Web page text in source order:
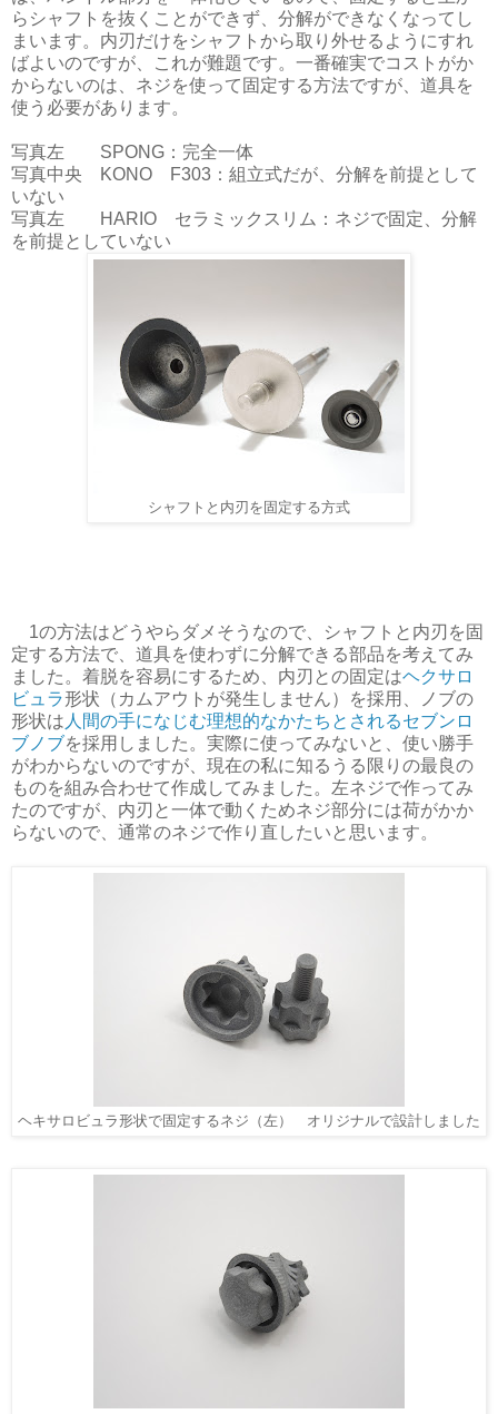
らシャフトを抜くことができず、分解ができなくなってし
まいます。内刃だけをシャフトから取り外せるようにすれ
ばよいのですが、これが難題です。一番確実でコストがか
からないのは、ネジを使って固定する方法ですが、道具を
使う必要があります。
写真左 SPONG：完全一体
写真中央 KONO F303：組立式だが、分解を前提として
いない
写真左 HARIO セラミックスリム：ネジで固定、分解
を前提としていない
シャフトと内刃を固定する方式
1の方法はどうやらダメそうなので、シャフトと内刃を固
定する方法で、道具を使わずに分解できる部品を考えてみ
ました。着脱を容易にするため、内刃との固定はヘクサロ
ビュラ形状（カムアウトが発生しません）を採用、ノブの
形状は 人間の手になじむ理想的なかたちとされるセブンロ
ブノブを採用しました。実際に使ってみないと、使い勝手
がわからないのですが、現在の私に知るうる限りの最良の
ものを組み合わせて作成してみました。左ネジで作ってみ
たのですが、内刃と一体で動くためネジ部分には荷がかか
らないので、通常のネジで作り直したいと思います。
ヘキサロビュラ形状で固定するネジ（左） オリジナルで設計しました